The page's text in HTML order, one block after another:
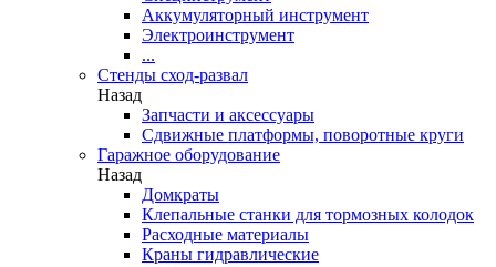
Аккумуляторный инструмент
Электроинструмент
...
Стенды сход-развал
Назад
Запчасти и аксессуары
Сдвижные платформы, поворотные круги
Гаражное оборудование
Назад
Домкраты
Клепальные станки для тормозных колодок
Расходные материалы
Краны гидравлические